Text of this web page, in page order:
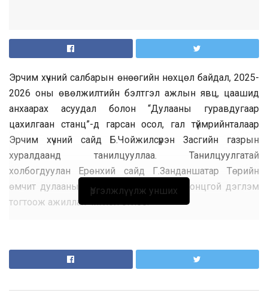
Эрчим хүчний салбарын өнөөгийн нөхцөл байдал, 2025-
2026 оны өвөлжилтийн бэлтгэл ажлын явц, цаашид
анхаарах асуудал болон “Дулааны гуравдугаар
цахилгаан станц”-д гарсан осол, гал түймрийнталаар
Эрчим хүчний сайд Б.Чойжилсүрэн Засгийн газрын
хуралдаанд танилцууллаа. Танилцуулгатай
холбогдуулан Ерөнхий сайд Г.Занданшатар Төрийн
өмчит дулааны цахилгаан станцуудад онцгой дэглэм
тогтоож ажиллах чиглэл өглөө.
ажлын явцад хяналт тавих, шаардлагатай тохиолдолд
Үргэлжлүүлж унших